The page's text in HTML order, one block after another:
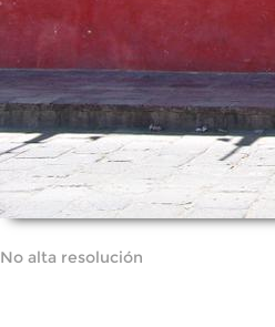
No alta resolución